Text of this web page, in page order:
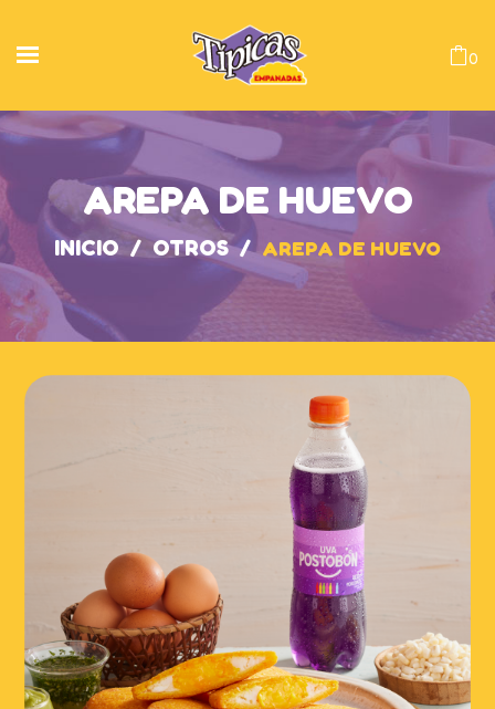
0
AREPA DE HUEVO
INICIO / OTROS / AREPA DE HUEVO